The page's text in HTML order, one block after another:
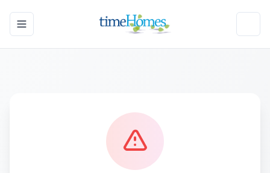
Toggle navigation menu